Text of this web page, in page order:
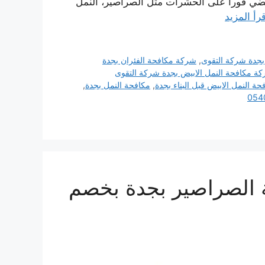
إقرأ المزيد
شركة التقوى, شركة مكافحة الفئران بجدة
مكافحة النمل الابيض بجدة شركة التقوى
النمل الابيض قبل البناء بجدة, مكافحة النمل بجدة,
بجدة بخصم